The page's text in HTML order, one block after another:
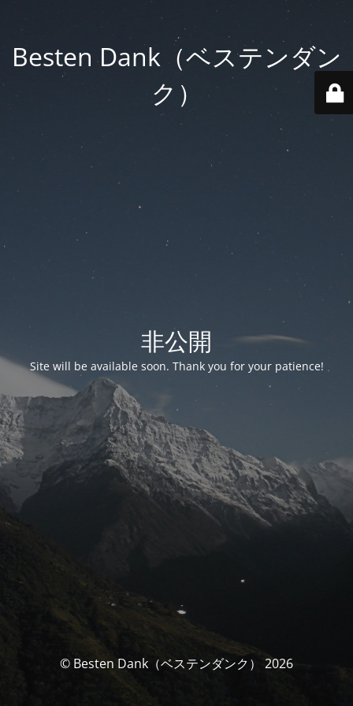
Besten Dank（ベステンダン
ク）
非公開
Site will be available soon. Thank you for your patience!
© Besten Dank（ベステンダンク） 2026